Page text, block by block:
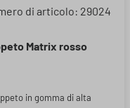
media di 4.67 su
di articolo: 29024
Matrix rosso
in gomma di alta